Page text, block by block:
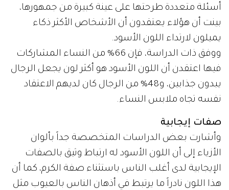
أسئلة متعددة طرحتها على عينة كبيرة من جمهورها،
بينت أن هؤلاء يعتقدون أن الأشخاص الأكثر ذكاء
يميلون لارتداء اللون الأسود.
ووفق ذات الدراسة، فإن 66% من النساء المشاركات
فيها اعتقدن أن اللون الأسود هو أكثر لون يجعل الرجال
يبدون جذابين، و48% من الرجال كان لديهم الاعتقاد
نفسه تجاه ملابس النساء.
صفات إيجابية
وأشارت بعض الدراسات المتخصصة جداً بألوان
الأزياء إلى أن اللون الأسود له ارتباط وثيق بالصفات
الإيجابية لدى أغلب الناس باستثناء صفة الكرم، كما أن
هذا اللون نادراً ما يرتبط في أذهان الناس بالعيوب مثل